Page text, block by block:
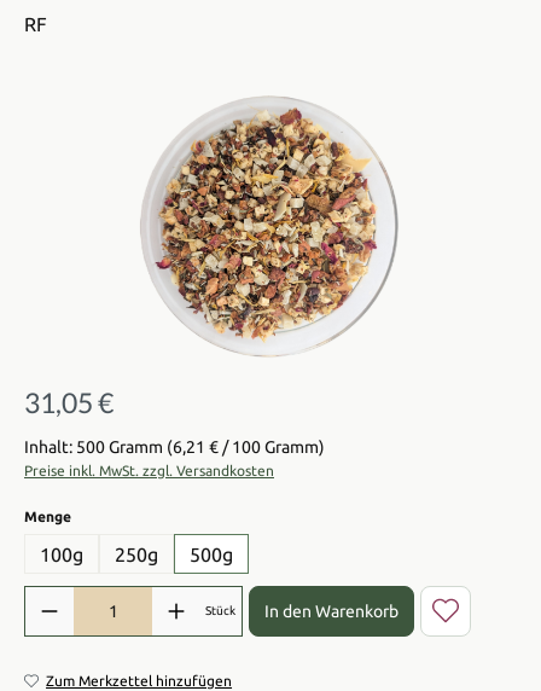
RF
Bildergalerie überspringen
Regulärer Preis:
31,05 €
Inhalt: 500 Gramm (6,21 € / 100 Gramm)
Preise inkl. MwSt. zzgl. Versandkosten
Mengeauswählen
100g 250g 500g
Produkt Anzahl: Gib den gewünschten Wert ein oder benutze die
Stück In den Warenkorb
Zum Merkzettel hinzufügen